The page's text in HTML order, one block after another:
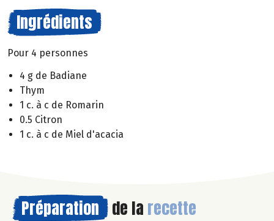
Ingrédients
Pour 4 personnes
4 g de Badiane
Thym
1 c. à c de Romarin
0.5 Citron
1 c. à c de Miel d'acacia
Préparation de la recette